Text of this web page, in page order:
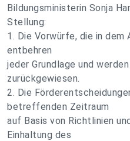
Bildungsministerin Sonja
Stellung:
1. Die Vorwürfe, die in
entbehren
jeder Grundlage und
zurückgewiesen.
2. Die
betreffenden Zeitraum
auf Basis von Richtlinien
Einhaltung des